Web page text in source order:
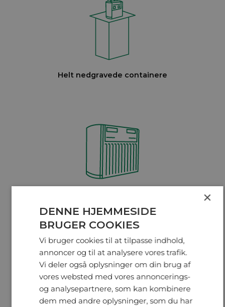
Helt nedgravede containere
×
DENNE HJEMMESIDE
BRUGER COOKIES
Vi bruger cookies til at tilpasse indhold,
annoncer og til at analysere vores trafik.
Vi deler også oplysninger om din brug af
vores websted med vores annoncerings-
og analysepartnere, som kan kombinere
dem med andre oplysninger, som du har